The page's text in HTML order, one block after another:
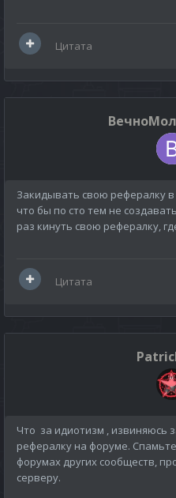
Цитата
Закидывать свою рефералку
что бы по сто тем не
раз кинуть свою рефералку,
Цитата
Что за идиотизм , извиняюсь
рефералку на форуме. Спамьте
форумах других сообществ,
серверу.